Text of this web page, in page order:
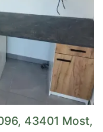
43401 Most,